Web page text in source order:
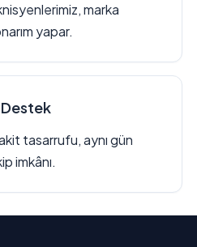
marka
yapar.
tasarrufu, aynı gün
imkânı.